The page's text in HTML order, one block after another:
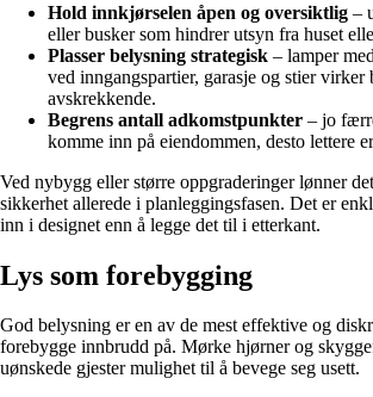
Hold innkjørselen åpen og oversiktlig –
eller busker som hindrer utsyn fra huset
Plasser belysning strategisk – lamper
ved inngangspartier, garasje og stier virker
avskrekkende.
Begrens antall adkomstpunkter – jo
komme inn på eiendommen, desto lettere
Ved nybygg eller større oppgraderinger lønner
sikkerhet allerede i planleggingsfasen. Det er
inn i designet enn å legge det til i etterkant.
Lys som forebygging
God belysning er en av de mest effektive og
forebygge innbrudd på. Mørke hjørner og
uønskede gjester mulighet til å bevege seg usett.